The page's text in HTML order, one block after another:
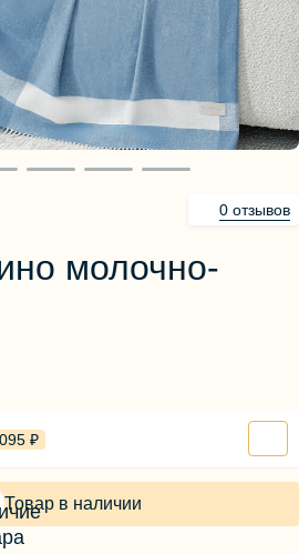
молочно-
0 отзывов
₽
Товар в наличии